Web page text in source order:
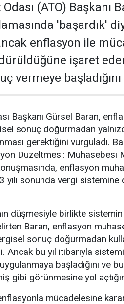
(ATO) Başkanı
'başardık'
enflasyon ile
işaret
vermeye
Başkanı Gürsel Baran,
sonuç doğurmadan
gerektiğini vurguladı.
Düzeltmesi: Muhasebesi
enflasyon
yılı sonunda vergi
düşmesiyle birlikte
Baran, enflasyon
sonuç doğurmadan
Ancak bu yıl itibarıyla
başladığını ve
gibi görünmesine yol
mücadelesine